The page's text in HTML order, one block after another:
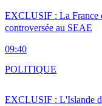
EXCLUSIF : La France
controversée au SEAE
09:40
EXCLUSIF : L'Islande
POLITIQUE